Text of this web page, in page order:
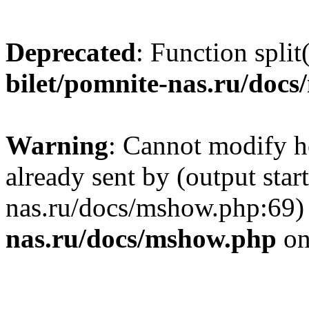
Deprecated: Function
bilet/pomnite-nas.ru/
Warning: Cannot modify
already sent by (output
nas.ru/docs/
nas.ru/docs/mshow.php